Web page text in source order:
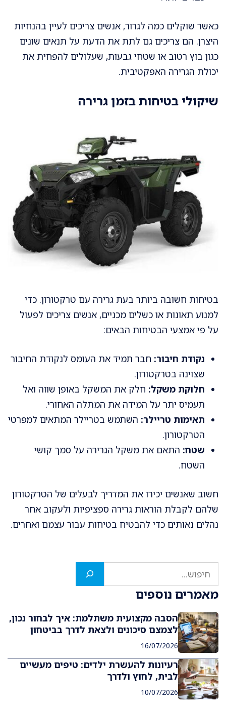
כאשר שוקלים כמה לגרור, אנשים צריכים לעיין בהנחיות
היצרן. הם צריכים גם לתת את הדעת על תנאים שונים
כגון בוץ רטוב או שטחי גבעות, שעלולים להפחית את
יכולת הגרירה האפקטיבית.
שיקולי בטיחות בזמן גרירה
בטיחות חשובה ביותר בעת גרירה עם טרקטורון. כדי
למנוע תאונות או כשלים מכניים, אנשים צריכים לפעול
על פי אמצעי הבטיחות הבאים:
נקודת חיבור: חבר תמיד את העומס לנקודת החיבור
שצוינה בטרקטורון.
חלוקת משקל: חלק את המשקל באופן שווה ואל
תעמיס יתר על המידה את המתלה האחורי.
תאימות טריילר: השתמש בטריילר המתאים למפרטי
הטרקטורון.
שטח: התאם את משקל הגרירה על סמך קושי
השטח.
חשוב שאנשים יכירו את המדריך לבעלים של הטרקטורון
שלהם לקבלת הוראות גרירה ספציפיות ולעקוב אחר
נהלים נאותים כדי להבטיח בטיחות עבור עצמם ואחרים.
חיפוש
מאמרים נוספים
הסבה מקצועית משתלמת: איך לבחור נכון,
לצמצם סיכונים ולצאת לדרך בביטחון
16/07/2026
רעיונות להעשרת ילדים: טיפים מעשיים
לבית, לחוץ ולדרך
10/07/2026